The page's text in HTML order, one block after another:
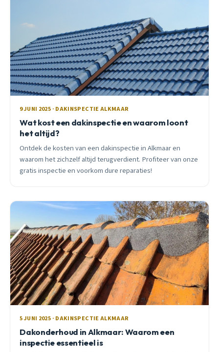
9 JUNI 2025 · DAKINSPECTIE ALKMAAR
Wat kost een dakinspectie en waarom loont
het altijd?
Ontdek de kosten van een dakinspectie in Alkmaar en
waarom het zichzelf altijd terugverdient. Profiteer van onze
gratis inspectie en voorkom dure reparaties!
5 JUNI 2025 · DAKINSPECTIE ALKMAAR
Dakonderhoud in Alkmaar: Waarom een
inspectie essentieel is